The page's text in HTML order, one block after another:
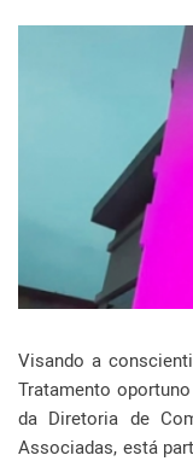
Visando a
Tratamento
da Diretoria de
Associadas, está